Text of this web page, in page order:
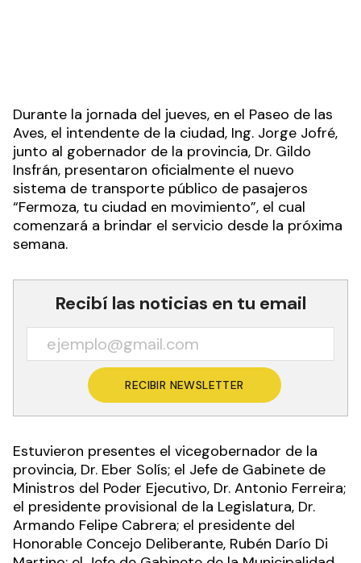
Durante la jornada del jueves, en el Paseo de las
Aves, el intendente de la ciudad, Ing. Jorge Jofré,
junto al gobernador de la provincia, Dr. Gildo
Insfrán, presentaron oficialmente el nuevo
sistema de transporte público de pasajeros
“Fermoza, tu ciudad en movimiento”, el cual
comenzará a brindar el servicio desde la próxima
semana.
Recibí las noticias en tu email
RECIBIR NEWSLETTER
Estuvieron presentes el vicegobernador de la
provincia, Dr. Eber Solís; el Jefe de Gabinete de
Ministros del Poder Ejecutivo, Dr. Antonio Ferreira;
el presidente provisional de la Legislatura, Dr.
Armando Felipe Cabrera; el presidente del
Honorable Concejo Deliberante, Rubén Darío Di